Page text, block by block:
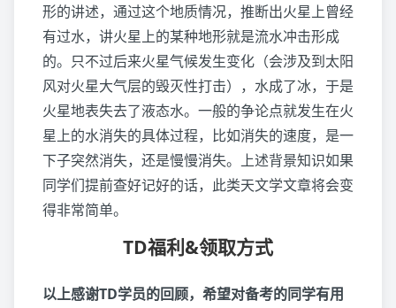
形的讲述，通过这个地质情况，推断出火星上曾经
有过水，讲火星上的某种地形就是流水冲击形成
的。只不过后来火星气候发生变化（会涉及到太阳
风对火星大气层的毁灭性打击），水成了冰，于是
火星地表失去了液态水。一般的争论点就发生在火
星上的水消失的具体过程，比如消失的速度，是一
下子突然消失，还是慢慢消失。上述背景知识如果
同学们提前查好记好的话，此类天文学文章将会变
得非常简单。
TD福利&领取方式
以上感谢TD学员的回顾，希望对备考的同学有用